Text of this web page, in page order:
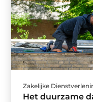
Zakelijke
Het duurzame